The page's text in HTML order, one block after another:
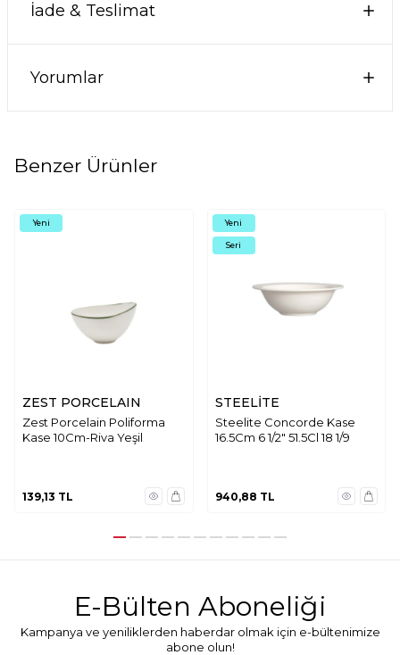
İade & Teslimat
Yorumlar
Benzer Ürünler
Yeni
ZEST PORCELAIN
Zest Porcelain Poliforma
Kase 10Cm-Riva Yeşil
139,13 TL
Yeni
Seri
STEELİTE
Steelite Concorde Kase
16.5Cm 6 1/2" 51.5Cl 18 1/9
940,88 TL
E-Bülten Aboneliği
Kampanya ve yeniliklerden haberdar olmak için e-bültenimize
abone olun!